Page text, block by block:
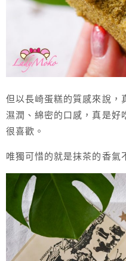
但以長崎蛋糕的質感來說，
濕潤、綿密的口感，真是好
很喜歡。
唯獨可惜的就是抹茶的香氣